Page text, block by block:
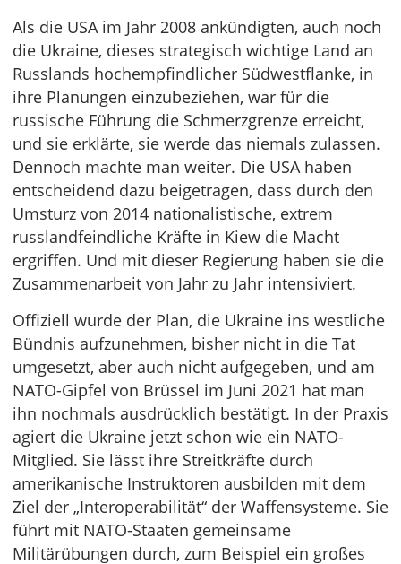
Als die USA im Jahr 2008 ankündigten, auch noch
die Ukraine, dieses strategisch wichtige Land an
Russlands hochempfindlicher Südwestflanke, in
ihre Planungen einzubeziehen, war für die
russische Führung die Schmerzgrenze erreicht,
und sie erklärte, sie werde das niemals zulassen.
Dennoch machte man weiter. Die USA haben
entscheidend dazu beigetragen, dass durch den
Umsturz von 2014 nationalistische, extrem
russlandfeindliche Kräfte in Kiew die Macht
ergriffen. Und mit dieser Regierung haben sie die
Zusammenarbeit von Jahr zu Jahr intensiviert.
Offiziell wurde der Plan, die Ukraine ins westliche
Bündnis aufzunehmen, bisher nicht in die Tat
umgesetzt, aber auch nicht aufgegeben, und am
NATO-Gipfel von Brüssel im Juni 2021 hat man
ihn nochmals ausdrücklich bestätigt. In der Praxis
agiert die Ukraine jetzt schon wie ein NATO-
Mitglied. Sie lässt ihre Streitkräfte durch
amerikanische Instruktoren ausbilden mit dem
Ziel der „Interoperabilität“ der Waffensysteme. Sie
führt mit NATO-Staaten gemeinsame
Militärübungen durch, zum Beispiel ein großes